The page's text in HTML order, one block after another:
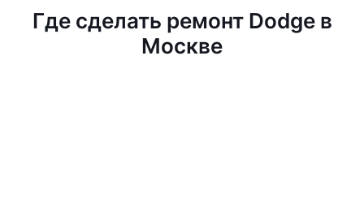
Где сделать ремонт Dodge в
Москве